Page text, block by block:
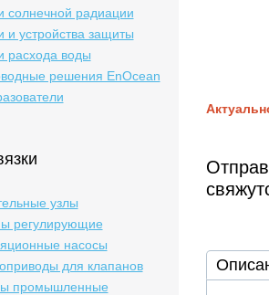
солнечной радиации
и устройства защиты
расхода воды
решения EnOcean
узлы
регулирующие
насосы
для клапанов
промышленные